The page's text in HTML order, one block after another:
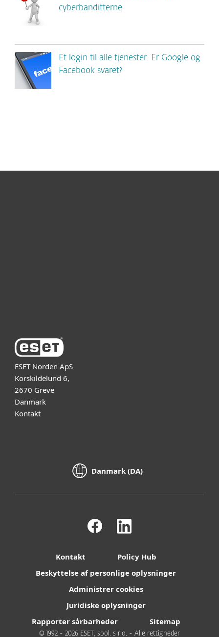
cyberbanditterne
Et login til alle tjenester. Er Google og
Facebook svaret?
ESET Norden ApS
Korskildelund 6,
2670 Greve
Danmark
Kontakt
Danmark (DA)
Kontakt
Policy Hub
Beskyttelse af personlige oplysninger
Administrer cookies
Juridiske oplysninger
Rapporter sårbarheder
Sitemap
© 1992 - 2026 ESET, spol. s r.o. - Alle rettigheder